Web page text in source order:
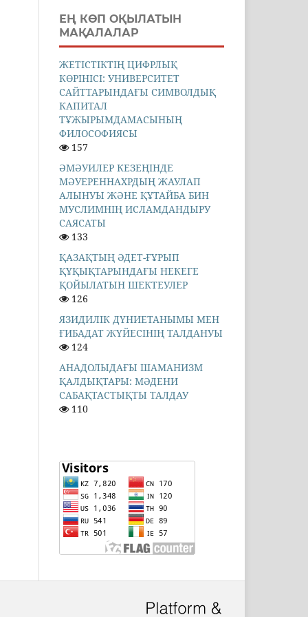
ЕҢ КӨП ОҚЫЛАТЫН
МАҚАЛАЛАР
ЖЕТІСТІКТІҢ ЦИФРЛЫҚ
КӨРІНІСІ: УНИВЕРСИТЕТ
САЙТТАРЫНДАҒЫ СИМВОЛДЫҚ
КАПИТАЛ
ТҰЖЫРЫМДАМАСЫНЫҢ
ФИЛОСОФИЯСЫ
157
ӘМӘУИЛЕР КЕЗЕҢІНДЕ
МӘУЕРЕННАХРДЫҢ ЖАУЛАП
АЛЫНУЫ ЖӘНЕ ҚҰТАЙБА БИН
МУСЛИМНІҢ ИСЛАМДАНДЫРУ
САЯСАТЫ
133
ҚАЗАҚТЫҢ ӘДЕТ-ҒҰРЫП
ҚҰҚЫҚТАРЫНДАҒЫ НЕКЕГЕ
ҚОЙЫЛАТЫН ШЕКТЕУЛЕР
126
ЯЗИДИЛІК ДҮНИЕТАНЫМЫ МЕН
ҒИБАДАТ ЖҮЙЕСІНІҢ ТАЛДАНУЫ
124
АНАДОЛЫДАҒЫ ШАМАНИЗМ
ҚАЛДЫҚТАРЫ: МӘДЕНИ
САБАҚТАСТЫҚТЫ ТАЛДАУ
110